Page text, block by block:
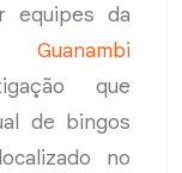
equipes da
Guanambi
que
de bingos
no